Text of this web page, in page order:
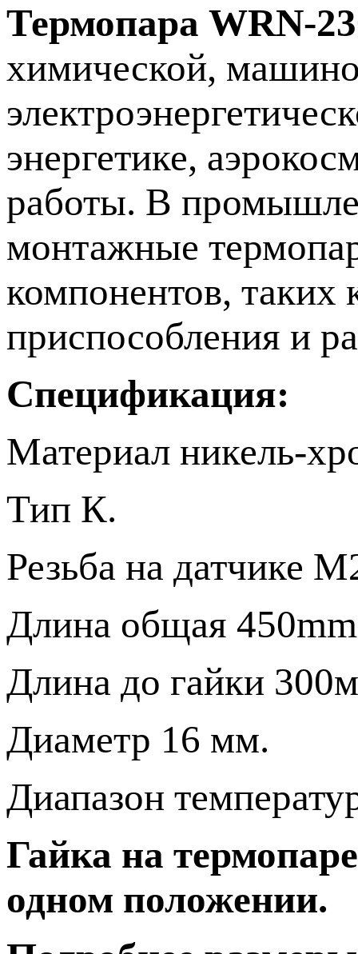
Термопара WRN-
химической,
энергетике,
работы. В
монтажные
компонентов, таких
приспособления и
Спецификация:
Материал никель-
Тип К.
Резьба на датчике
Длина общая
Длина до гайки
Диаметр 16 мм.
Диапазон
Гайка на
одном положении.